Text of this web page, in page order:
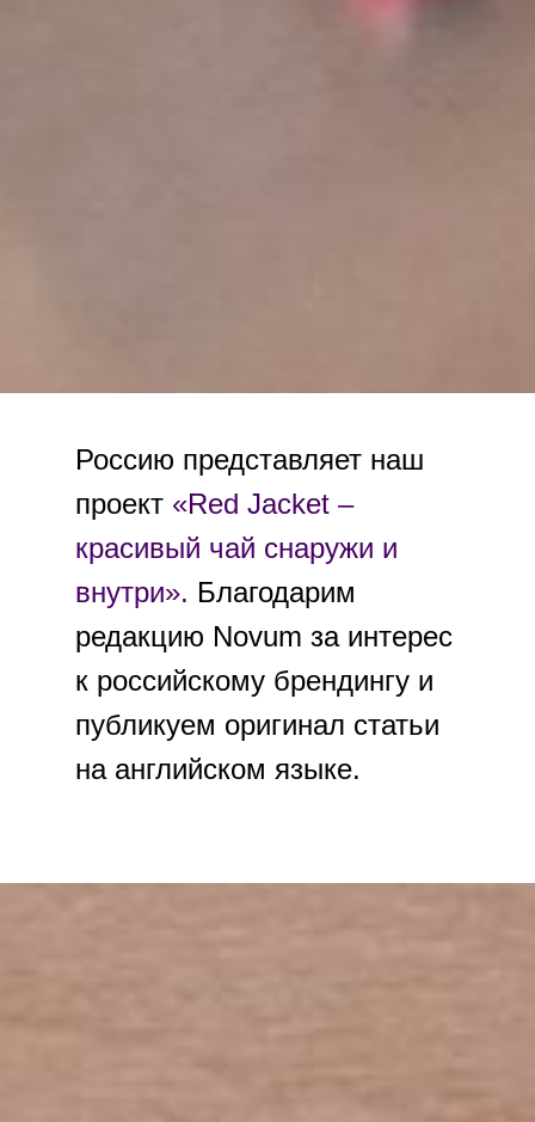
Россию представляет наш
проект «Red Jacket –
красивый чай снаружи и
внутри». Благодарим
редакцию Novum за интерес
к российскому брендингу и
публикуем оригинал статьи
на английском языке.